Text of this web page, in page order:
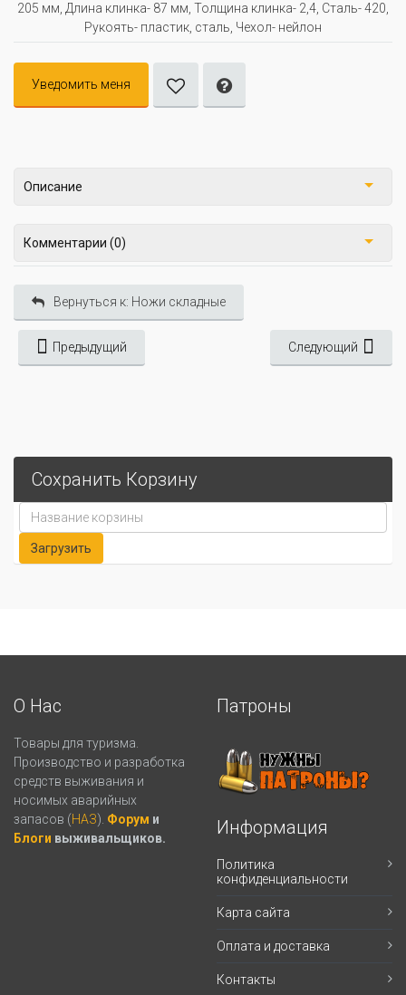
205 мм, Длина клинка- 87 мм, Толщина клинка- 2,4, Сталь- 420,
Рукоять- пластик, сталь, Чехол- нейлон
Уведомить меня
Описание
Комментарии (0)
Вернуться к: Ножи складные
Предыдущий Следующий
Сохранить Корзину
О Нас
Товары для туризма.
Производство и разработка
средств выживания и
носимых аварийных
запасов (НАЗ). Форум и
Блоги выживальщиков.
Патроны
Информация
Политика
конфиденциальности
Карта сайта
Оплата и доставка
Контакты